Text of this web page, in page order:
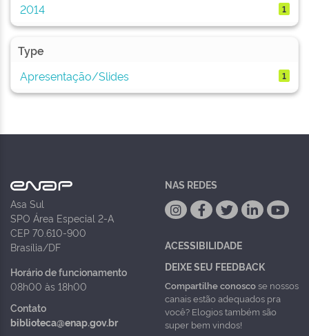
2014
1
Type
Apresentação/Slides
1
Asa Sul
SPO Área Especial 2-A
CEP 70.610-900
Brasília/DF
Horário de funcionamento
08h00 às 18h00
Contato
biblioteca@enap.gov.br
NAS REDES
ACESSIBILIDADE
DEIXE SEU FEEDBACK
Compartilhe conoscose nossos
canais estão adequados pra
você? Elogios também são
super bem vindos!